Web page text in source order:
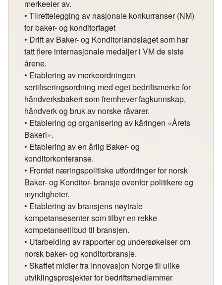
merkeeier av.
• Tilrettelegging av nasjonale konkurranser (NM)
for baker- og konditorfaget
• Drift av Baker- og Konditorlandslaget som har
tatt flere internasjonale medaljer i VM de siste
årene.
• Etablering av merkeordningen
sertifiseringsordning med eget bedriftsmerke for
håndverksbakeri som fremhever fagkunnskap,
håndverk og bruk av norske råvarer.
• Etablering og organisering av kåringen «Årets
Bakeri».
• Etablering av en årlig Baker- og
konditorkonferanse.
• Frontet næringspolitiske utfordringer for norsk
Baker- og Konditor- bransje ovenfor politikere og
myndigheter.
• Etablering av bransjens nøytrale
kompetansesenter som tilbyr en rekke
kompetansetilbud til bransjen.
• Utarbeiding av rapporter og undersøkelser om
norsk baker- og konditorbransje.
• Skaffet midler fra Innovasjon Norge til ulike
utviklingsprosjekter for bedriftsmedlemmer